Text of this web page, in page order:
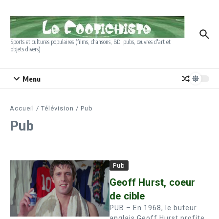
Sports et cultures populaires (films, chansons, BD, pubs, œuvres d'art et
objets divers)
Menu
Accueil / Télévision / Pub
Pub
Pub
Geoff Hurst, coeur
de cible
PUB – En 1968, le buteur